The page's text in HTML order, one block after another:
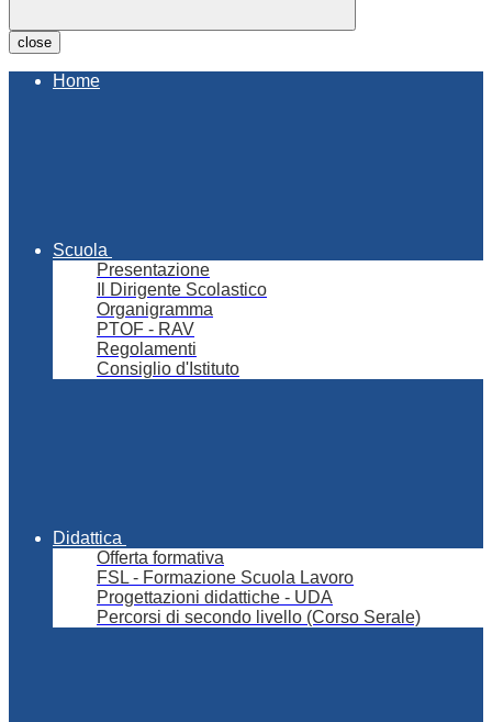
close
Home
Scuola
Presentazione
Il Dirigente Scolastico
Organigramma
PTOF - RAV
Regolamenti
Consiglio d'Istituto
Didattica
Offerta formativa
FSL - Formazione Scuola Lavoro
Progettazioni didattiche - UDA
Percorsi di secondo livello (Corso Serale)